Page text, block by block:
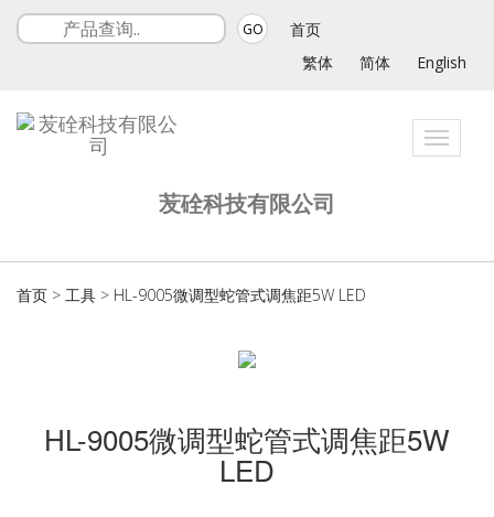
GO
首页
繁体
简体 English
Toggle
苃硂科技有限公司
首页 > 工具 > HL-9005微调型蛇管式调焦距5W LED
HL-9005微调型蛇管式调焦距5W
LED